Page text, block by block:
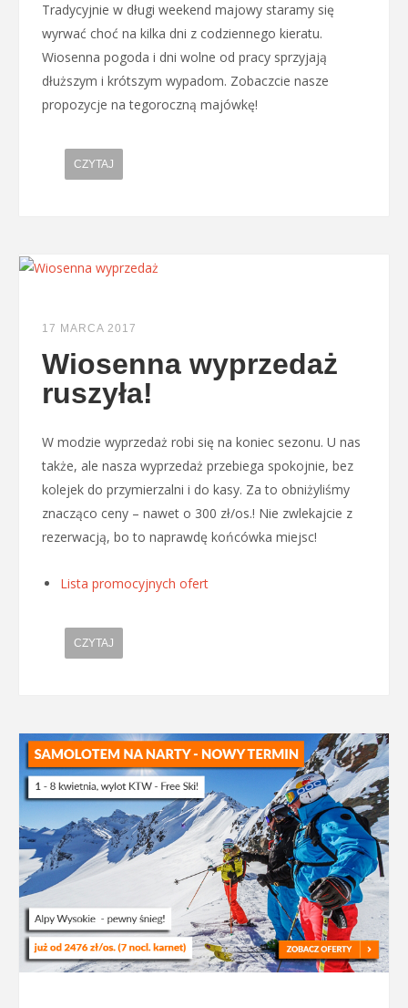
Tradycyjnie w długi weekend majowy staramy się
wyrwać choć na kilka dni z codziennego kieratu.
Wiosenna pogoda i dni wolne od pracy sprzyjają
dłuższym i krótszym wypadom. Zobaczcie nasze
propozycje na tegoroczną majówkę!
CZYTAJ
17 MARCA 2017
Wiosenna wyprzedaż
ruszyła!
W modzie wyprzedaż robi się na koniec sezonu. U nas
także, ale nasza wyprzedaż przebiega spokojnie, bez
kolejek do przymierzalni i do kasy. Za to obniżyliśmy
znacząco ceny – nawet o 300 zł/os.! Nie zwlekajcie z
rezerwacją, bo to naprawdę końcówka miejsc!
Lista promocyjnych ofert
CZYTAJ